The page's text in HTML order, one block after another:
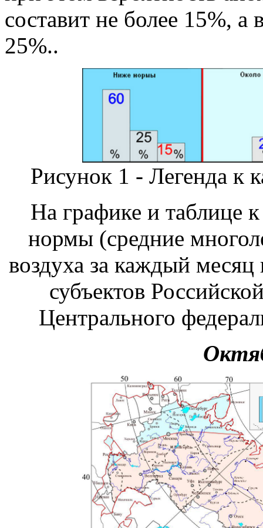
составит не более 15%,
25%..
Рисунок 1 - Легенда к
На графике и таблице
нормы (средние
воздуха за каждый
субъектов
Центрального